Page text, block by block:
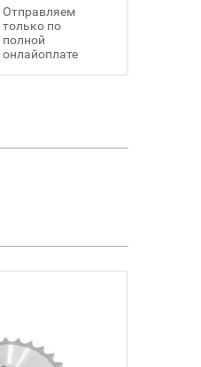
Отправляем
только по
полной
онлайоплате